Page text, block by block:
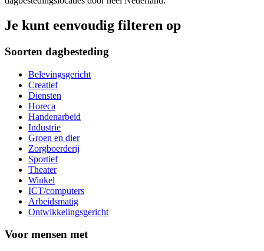
Je kunt eenvoudig filteren op
Soorten dagbesteding
Belevingsgericht
Creatief
Diensten
Horeca
Handenarbeid
Industrie
Groen en dier
Zorgboerderij
Sportief
Theater
Winkel
ICT/computers
Arbeidsmatig
Ontwikkelingsgericht
Voor mensen met